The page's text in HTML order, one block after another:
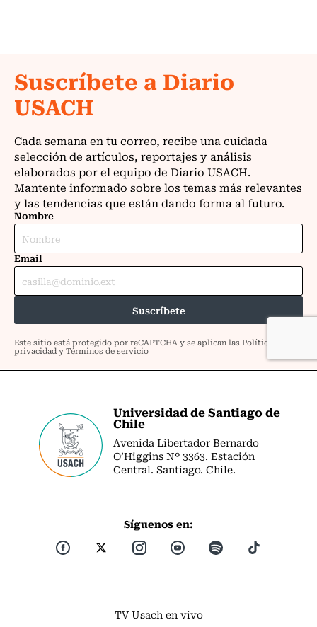
Universidad de Santiago de
Chile
Avenida Libertador Bernardo
O’Higgins Nº 3363. Estación
Central. Santiago. Chile.
Síguenos en:
TV Usach en vivo